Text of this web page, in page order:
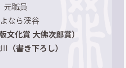
元職員
なら渓谷
文化賞 大佛次郎賞）
（書き下ろし）